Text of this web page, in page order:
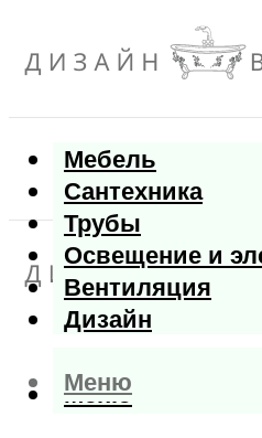
Мебель
Сантехника
Трубы
Освещение и
Вентиляция
Дизайн
Меню
Меню